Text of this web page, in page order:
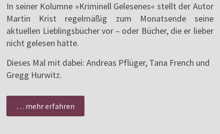
In seiner Kolumne »Kriminell Gelesenes« stellt der Autor
Martin Krist regelmäßig zum Monatsende seine
aktuellen Lieblingsbücher vor – oder Bücher, die er lieber
nicht gelesen hätte.
Dieses Mal mit dabei: Andreas Pflüger, Tana French und
Gregg Hurwitz.
… mehr erfahren